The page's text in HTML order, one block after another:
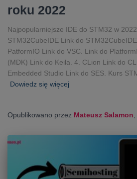
roku 2022
Najpopularniejsze IDE do STM32 w
STM32CubeIDE Link do
PatformIO Link do VSC. Link do
(MDK) Link do Keila. 4. CLion Link do
Embedded Studio Link do SES. Kurs
Dowiedz się więcej
Opublikowano przez Mateusz Salamon